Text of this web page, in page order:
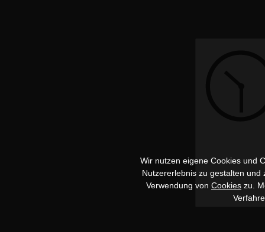
Wir nutzen eigene Cookies und
Nutzererlebnis zu gestalten
Verwendung von Cookies zu.